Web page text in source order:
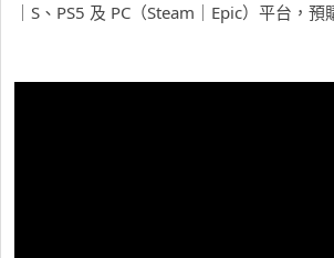
｜S、PS5 及 PC（Steam｜Epic）平台，預